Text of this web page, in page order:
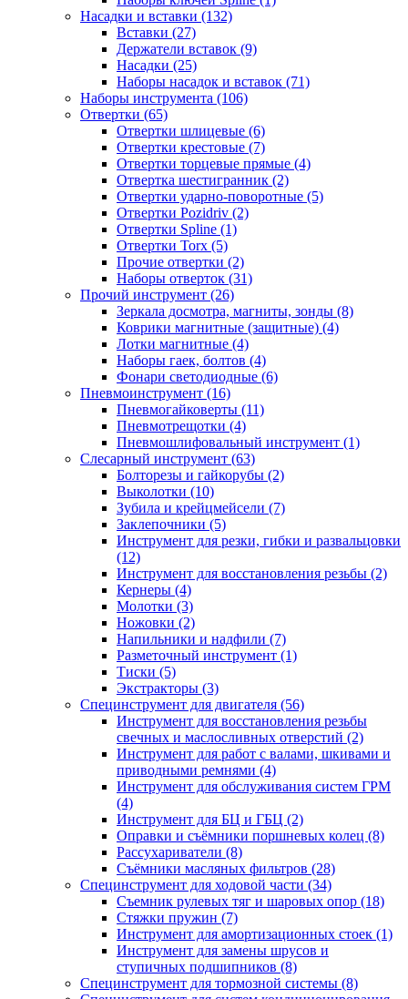
Насадки и вставки (132)
Вставки (27)
Держатели вставок (9)
Насадки (25)
Наборы насадок и вставок (71)
Наборы инструмента (106)
Отвертки (65)
Отвертки шлицевые (6)
Отвертки крестовые (7)
Отвертки торцевые прямые (4)
Отвертка шестигранник (2)
Отвертки ударно-поворотные (5)
Отвертки Pozidriv (2)
Отвертки Spline (1)
Отвертки Torx (5)
Прочие отвертки (2)
Наборы отверток (31)
Прочий инструмент (26)
Зеркала досмотра, магниты, зонды (8)
Коврики магнитные (защитные) (4)
Лотки магнитные (4)
Наборы гаек, болтов (4)
Фонари светодиодные (6)
Пневмоинструмент (16)
Пневмогайковерты (11)
Пневмотрещотки (4)
Пневмошлифовальный инструмент (1)
Слесарный инструмент (63)
Болторезы и гайкорубы (2)
Выколотки (10)
Зубила и крейцмейсели (7)
Заклепочники (5)
Инструмент для резки, гибки и развальцовки
(12)
Инструмент для восстановления резьбы (2)
Кернеры (4)
Молотки (3)
Ножовки (2)
Напильники и надфили (7)
Разметочный инструмент (1)
Тиски (5)
Экстракторы (3)
Специнструмент для двигателя (56)
Инструмент для восстановления резьбы
свечных и маслосливных отверстий (2)
Инструмент для работ с валами, шкивами и
приводными ремнями (4)
Инструмент для обслуживания систем ГРМ
(4)
Инструмент для БЦ и ГБЦ (2)
Оправки и съёмники поршневых колец (8)
Рассухариватели (8)
Съёмники масляных фильтров (28)
Специнструмент для ходовой части (34)
Съемник рулевых тяг и шаровых опор (18)
Стяжки пружин (7)
Инструмент для амортизационных стоек (1)
Инструмент для замены шрусов и
ступичных подшипников (8)
Специнструмент для тормозной системы (8)